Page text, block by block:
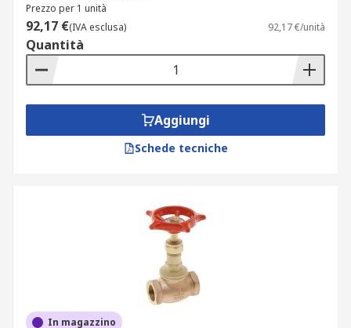
Prezzo per 1 unità
92,17 €(IVA esclusa) 92,17 €/unità
Quantità
Aggiungi
Schede tecniche
In magazzino